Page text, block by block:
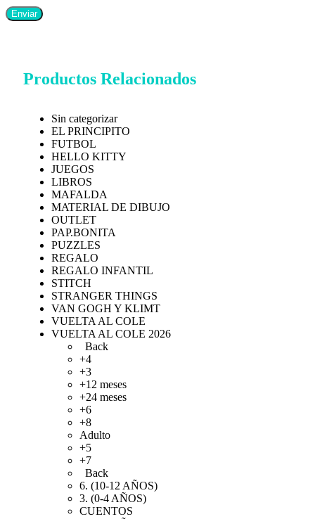
Productos Relacionados
Sin categorizar
EL PRINCIPITO
FUTBOL
HELLO KITTY
JUEGOS
LIBROS
MAFALDA
MATERIAL DE DIBUJO
OUTLET
PAP.BONITA
PUZZLES
REGALO
REGALO INFANTIL
STITCH
STRANGER THINGS
VAN GOGH Y KLIMT
VUELTA AL COLE
VUELTA AL COLE 2026
Back
+4
+3
+12 meses
+24 meses
+6
+8
Adulto
+5
+7
Back
6. (10-12 AÑOS)
3. (0-4 AÑOS)
CUENTOS